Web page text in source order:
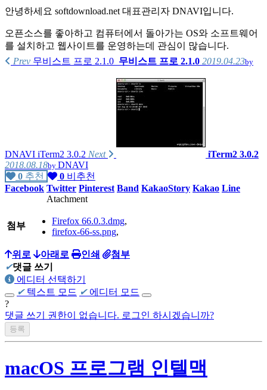
안녕하세요 softdownload.net 대표관리자 DNAVI입니다.
오픈소스를 좋아하고 컴퓨터에서 돌아가는 OS와 소프트웨어
를 설치하고 웹사이트를 운영하는데 관심이 많습니다.
homebuilt computer(AMD Phenom X4 630, GIGABYTE GA-61P-
S3, NVIDIA GT8600),
Apple iMac 2009 late(Intel E7600)
homebuilt computer(AMD Ryzen 5700x3d, Asrock B450 Steel
Beelink SER 7 (AMD Ryzen 7840HS)
Firebat S1(Intel N100)
Notebook :
Acer Swift 14 AI 2024(Qualcomm SnapDragon X Plus X1P4200)
Apple Macbook Air 2022 (M2, A2681)
Prev 무비스트 프로 2.1.0 무비스트 프로 2.1.0 2019.04.23by
DNAVI iTerm2 3.0.2 Next
iTerm2 3.0.2
2018.08.18by DNAVI
0 추천 0 비추천
Facebook Twitter Pinterest Band KakaoStory Kakao Line
Atachment
첨부 Firefox 66.0.3.dmg,
firefox-66-ss.png,
위로 아래로 인쇄
첨부
✔댓글 쓰기
에디터 선택하기
✔ 텍스트 모드 ✔ 에디터 모드
?
댓글 쓰기 권한이 없습니다. 로그인 하시겠습니까?
macOS 프로그램 인텔맥